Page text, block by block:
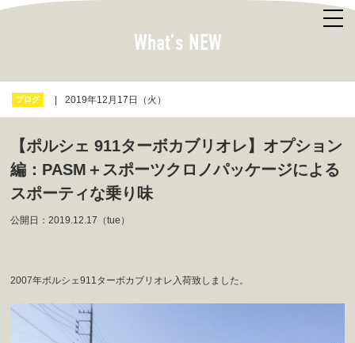
What’s NEW
ブログ 2019年12月17日（火）
【ポルシェ 911ターボカブリオレ】オプション
編：PASM＋スポーツクロノパッケージによる
スポーティな乗り味
公開日：2019.12.17（tue）
2007年ポルシェ911ターボカブリオレ入荷致しました。